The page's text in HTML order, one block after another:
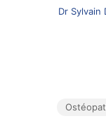
Dr Sylvain